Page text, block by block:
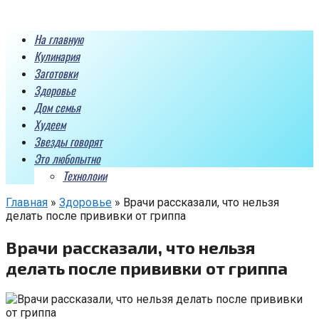
контентуНа главную
Кулинария
Заготовки
Здоровье
Дом семья
Худеем
Звезды говорят
Это любопытно
Технолоии
Главная » Здоровье » Врачи рассказали, что нельзя
делать после прививки от гриппа
Врачи рассказали, что нельзя
делать после прививки от гриппа